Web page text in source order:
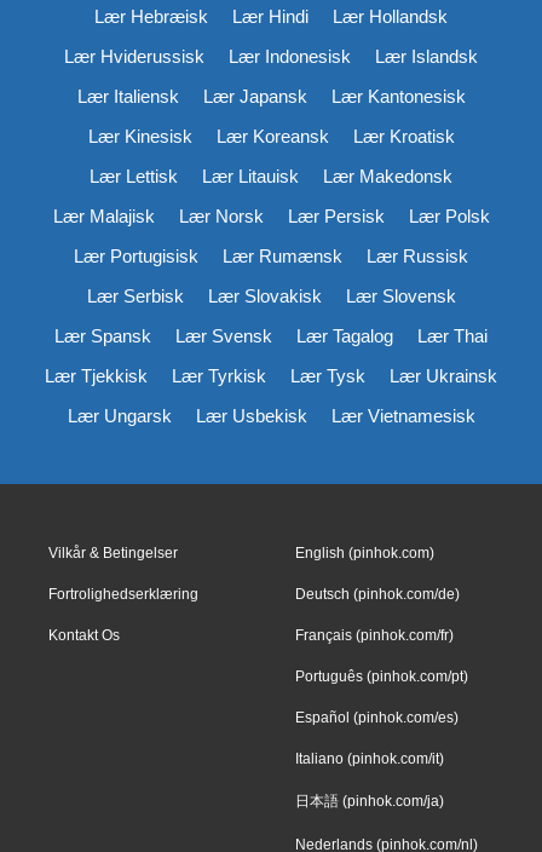
Lær Hebræisk
Lær Hindi
Lær Hollandsk
Lær Hviderussisk
Lær Indonesisk
Lær Islandsk
Lær Italiensk
Lær Japansk
Lær Kantonesisk
Lær Kinesisk
Lær Koreansk
Lær Kroatisk
Lær Lettisk
Lær Litauisk
Lær Makedonsk
Lær Malajisk
Lær Norsk Lær Persisk
Lær Polsk
Lær Portugisisk
Lær Rumænsk
Lær Russisk
Lær Serbisk
Lær Slovakisk
Lær Slovensk
Lær Spansk
Lær Svensk Lær Tagalog
Lær Thai
Lær Tjekkisk
Lær Tyrkisk Lær Tysk
Lær Ukrainsk
Lær Ungarsk
Lær Usbekisk Lær Vietnamesisk
Vilkår & Betingelser
Fortrolighedserklæring
Kontakt Os
English (pinhok.com)
Deutsch (pinhok.com/de)
Français (pinhok.com/fr)
Português (pinhok.com/pt)
Español (pinhok.com/es)
Italiano (pinhok.com/it)
日本語 (pinhok.com/ja)
Nederlands (pinhok.com/nl)